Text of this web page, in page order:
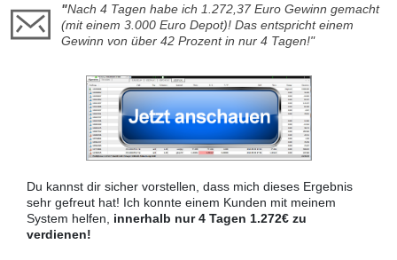
"Nach 4 Tagen habe ich 1.272,37 Euro Gewinn gemacht
(mit einem 3.000 Euro Depot)! Das entspricht einem
Gewinn von über 42 Prozent in nur 4 Tagen!"
Du kannst dir sicher vorstellen, dass mich dieses Ergebnis
sehr gefreut hat! Ich konnte einem Kunden mit meinem
System helfen, innerhalb nur 4 Tagen 1.272€ zu
verdienen!